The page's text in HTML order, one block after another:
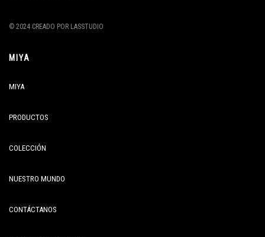
© 2024 CREADO POR LASSTUDIO
MIYA
MIYA
PRODUCTOS
COLECCIÓN
NUESTRO MUNDO
CONTÁCTANOS